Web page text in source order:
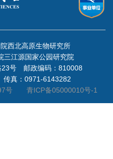
西北高原生物研究所
三江源国家公园研究院
23号 邮政编码：810008
真：0971-6143282
号
青ICP备05000010号-1